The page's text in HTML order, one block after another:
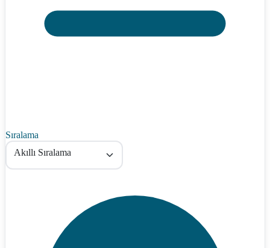
Sıralama
Akıllı Sıralama